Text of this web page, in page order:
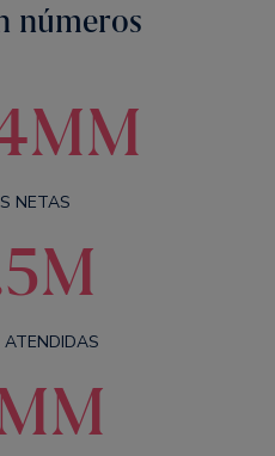
números
NETAS